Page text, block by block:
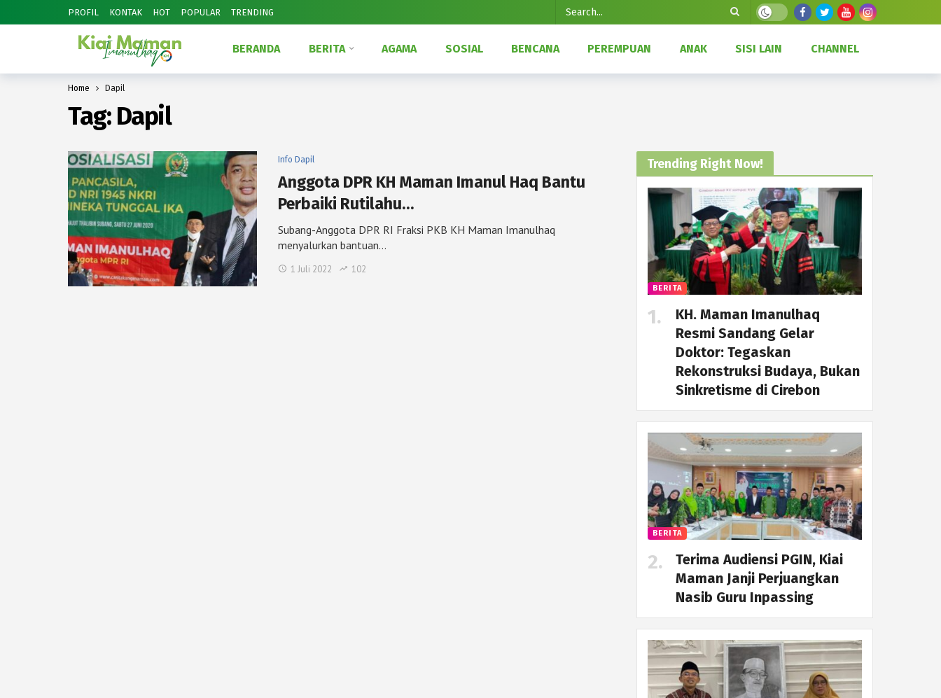
PROFIL KONTAK HOT POPULAR TRENDING Dark mode
BERANDA BERITA AGAMA SOSIAL BENCANA PEREMPUAN ANAK SISI LAIN CHANNEL
Home Dapil
Tag: Dapil
Info Dapil
Anggota DPR KH Maman Imanul Haq Bantu
Perbaiki Rutilahu…
Subang-Anggota DPR RI Fraksi PKB KH Maman Imanulhaq
menyalurkan bantuan…
1 Juli 2022 102
Trending Right Now!
BERITA
KH. Maman Imanulhaq
Resmi Sandang Gelar
Doktor: Tegaskan
Rekonstruksi Budaya, Bukan
Sinkretisme di Cirebon
BERITA
Terima Audiensi PGIN, Kiai
Maman Janji Perjuangkan
Nasib Guru Inpassing